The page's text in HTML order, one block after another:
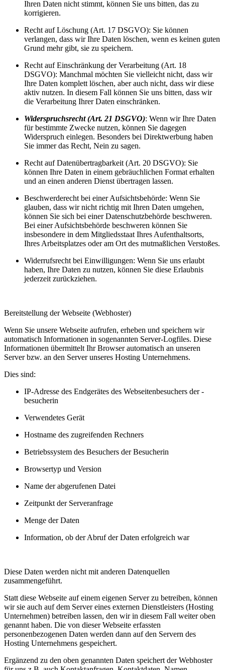
Ihren Daten nicht stimmt, können Sie uns bitten, das zu
korrigieren.
Recht auf Löschung (Art. 17 DSGVO): Sie können
verlangen, dass wir Ihre Daten löschen, wenn es keinen guten
Grund mehr gibt, sie zu speichern.
Recht auf Einschränkung der Verarbeitung (Art. 18
DSGVO): Manchmal möchten Sie vielleicht nicht, dass wir
Ihre Daten komplett löschen, aber auch nicht, dass wir diese
aktiv nutzen. In diesem Fall können Sie uns bitten, dass wir
die Verarbeitung Ihrer Daten einschränken.
Widerspruchsrecht (Art. 21 DSGVO): Wenn wir Ihre Daten
für bestimmte Zwecke nutzen, können Sie dagegen
Widerspruch einlegen. Besonders bei Direktwerbung haben
Sie immer das Recht, Nein zu sagen.
Recht auf Datenübertragbarkeit (Art. 20 DSGVO): Sie
können Ihre Daten in einem gebräuchlichen Format erhalten
und an einen anderen Dienst übertragen lassen.
Beschwerderecht bei einer Aufsichtsbehörde: Wenn Sie
glauben, dass wir nicht richtig mit Ihren Daten umgehen,
können Sie sich bei einer Datenschutzbehörde beschweren.
Bei einer Aufsichtsbehörde beschweren können Sie
insbesondere in dem Mitgliedsstaat Ihres Aufenthaltsorts,
Ihres Arbeitsplatzes oder am Ort des mutmaßlichen Verstoßes.
Widerrufsrecht bei Einwilligungen: Wenn Sie uns erlaubt
haben, Ihre Daten zu nutzen, können Sie diese Erlaubnis
jederzeit zurückziehen.
Bereitstellung der Webseite (Webhoster)
Wenn Sie unsere Webseite aufrufen, erheben und speichern wir
automatisch Informationen in sogenannten Server-Logfiles. Diese
Informationen übermittelt Ihr Browser automatisch an unseren
Server bzw. an den Server unseres Hosting Unternehmens.
Dies sind:
IP-Adresse des Endgerätes des Webseitenbesuchers der -
besucherin
Verwendetes Gerät
Hostname des zugreifenden Rechners
Betriebssystem des Besuchers der Besucherin
Browsertyp und Version
Name der abgerufenen Datei
Zeitpunkt der Serveranfrage
Menge der Daten
Information, ob der Abruf der Daten erfolgreich war
Diese Daten werden nicht mit anderen Datenquellen
zusammengeführt.
Statt diese Webseite auf einem eigenen Server zu betreiben, können
wir sie auch auf dem Server eines externen Dienstleisters (Hosting
Unternehmen) betreiben lassen, den wir in diesem Fall weiter oben
genannt haben. Die von dieser Webseite erfassten
personenbezogenen Daten werden dann auf den Servern des
Hosting Unternehmens gespeichert.
Ergänzend zu den oben genannten Daten speichert der Webhoster